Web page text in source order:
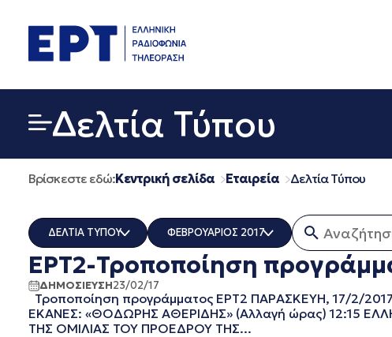
περιεχόμενο
Δελτία Τύπου
Βρίσκεστε εδώ:Κεντρική σελίδα Εταιρεία Δελτία Τύπου
ΔΕΛΤΙΑ ΤΥΠΟΥ
ERT COSMOS
ERTECHO
ERTFLIX
EUROVISION - EBU
ΦΕΒΡΟΥΑΡΙΟΣ 2017
ΟΛΑ
ΔΕΚΕΜΒΡΙΟΣ 2025
ΝΟΕΜΒΡΙΟΣ 2025
Αναζήτηση
ΕΡΤ2-Τροποποίηση
ΔΗΜΟΣΙΕΥΣΗ23/02/17
Τροποποίηση προγράμματος ΕΡΤ2 ΠΑΡΑΣΚΕΥΗ, 17/2/
ΕΚΑΝΕΣ: «ΘΟΔΩΡΗΣ ΑΘΕΡΙΔΗΣ» (Αλλαγή ώρας) 12:15
ΤΗΣ ΟΜΙΛΙΑΣ ΤΟΥ ΠΡΟΕΔΡΟΥ ΤΗΣ...